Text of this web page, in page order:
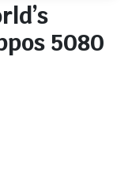
5080